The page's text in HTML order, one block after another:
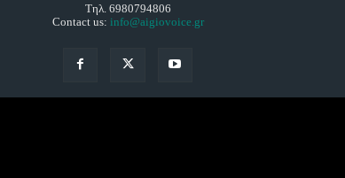
Τηλ. 6980794806
Contact us: info@aigiovoice.gr